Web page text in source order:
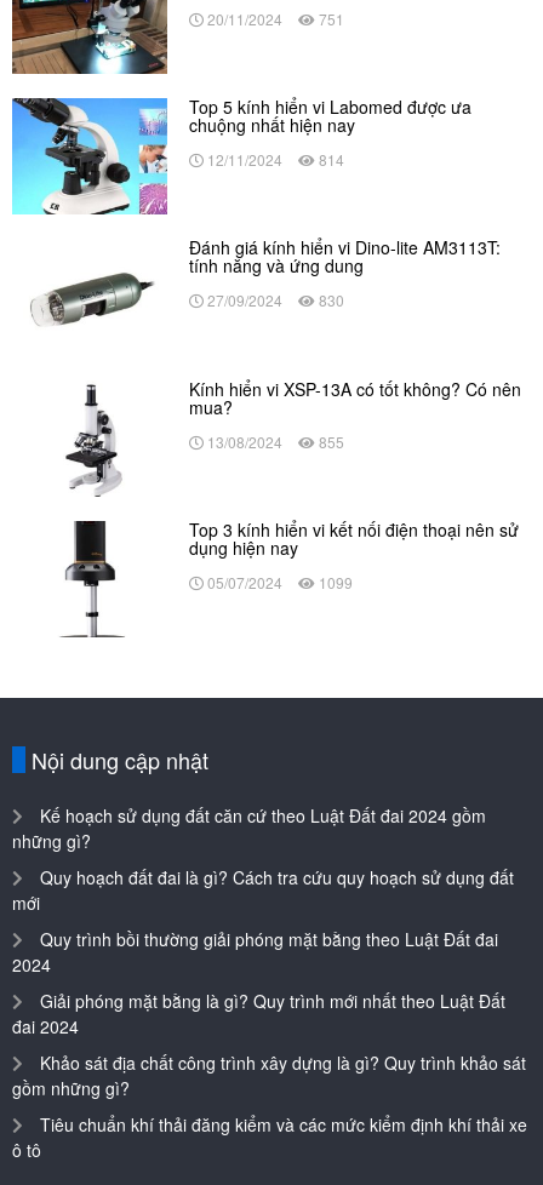
20/11/2024 751
Top 5 kính hiển vi Labomed được ưa
chuộng nhất hiện nay
12/11/2024 814
Đánh giá kính hiển vi Dino-lite AM3113T:
tính năng và ứng dung
27/09/2024 830
Kính hiển vi XSP-13A có tốt không? Có nên
mua?
13/08/2024 855
Top 3 kính hiển vi kết nối điện thoại nên sử
dụng hiện nay
05/07/2024 1099
Nội dung cập nhật
Kế hoạch sử dụng đất căn cứ theo Luật Đất đai 2024 gồm
những gì?
Quy hoạch đất đai là gì? Cách tra cứu quy hoạch sử dụng đất
mới
Quy trình bồi thường giải phóng mặt bằng theo Luật Đất đai
2024
Giải phóng mặt bằng là gì? Quy trình mới nhất theo Luật Đất
đai 2024
Khảo sát địa chất công trình xây dựng là gì? Quy trình khảo sát
gồm những gì?
Tiêu chuẩn khí thải đăng kiểm và các mức kiểm định khí thải xe
ô tô